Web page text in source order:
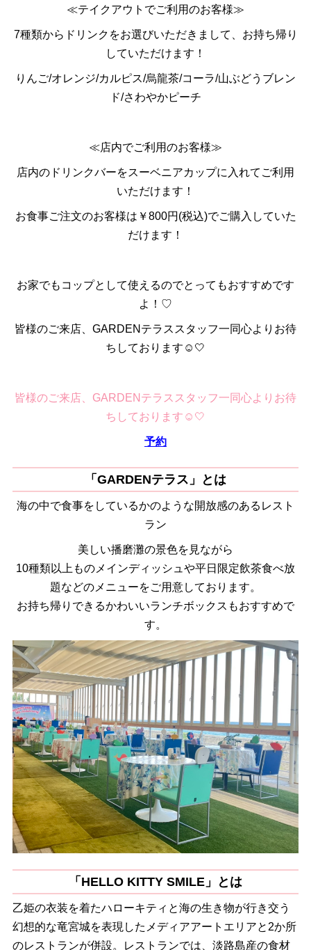
≪テイクアウトでご利用のお客様≫
7種類からドリンクをお選びいただきまして、お持ち帰り
していただけます！
りんご/オレンジ/カルピス/烏龍茶/コーラ/山ぶどうブレン
ド/さわやかピーチ
≪店内でご利用のお客様≫
店内のドリンクバーをスーベニアカップに入れてご利用
いただけます！
お食事ご注文のお客様は￥800円(税込)でご購入していた
だけます！
お家でもコップとして使えるのでとってもおすすめです
よ！♡
皆様のご来店、GARDENテラススタッフ一同心よりお待
ちしております☺️‎🤍
皆様のご来店、GARDENテラススタッフ一同心よりお待
ちしております☺️‎🤍
予約
「GARDENテラス」とは
海の中で食事をしているかのような開放感のあるレスト
ラン
美しい播磨灘の景色を見ながら
10種類以上ものメインディッシュや平日限定飲茶食べ放
題などのメニューをご用意しております。
お持ち帰りできるかわいいランチボックスもおすすめで
す。
「HELLO KITTY SMILE」とは
乙姫の衣装を着たハローキティと海の生き物が行き交う
幻想的な竜宮城を表現したメディアアートエリアと2か所
のレストランが併設。レストランでは、淡路島産の食材